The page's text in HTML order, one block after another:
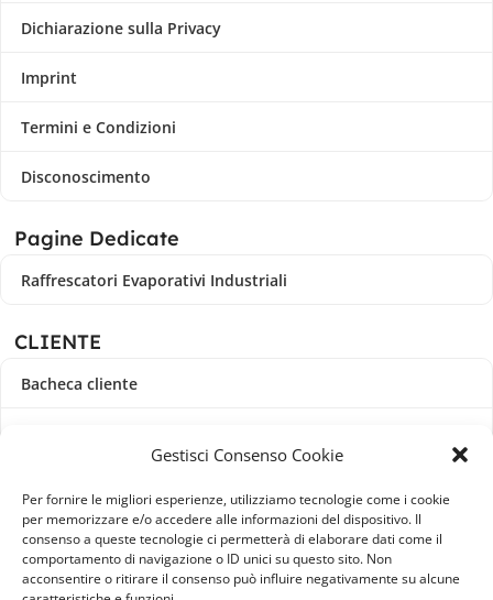
Gestisci Consenso Cookie
Per fornire le migliori esperienze, utilizziamo tecnologie come i cookie
per memorizzare e/o accedere alle informazioni del dispositivo. Il
consenso a queste tecnologie ci permetterà di elaborare dati come il
comportamento di navigazione o ID unici su questo sito. Non
acconsentire o ritirare il consenso può influire negativamente su alcune
Dichiarazione sulla Privacy
Imprint
Termini e Condizioni
Disconoscimento
Pagine Dedicate
Raffrescatori Evaporativi Industriali
CLIENTE
Bacheca cliente
Indirizzi
Metodi di pagamento